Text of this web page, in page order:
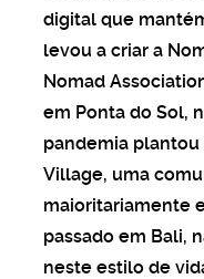
digital que
levou a criar a
Nomad
em Ponta do Sol,
pandemia plantou
Village, uma
maioritariamente
passado em Bali,
neste estilo de